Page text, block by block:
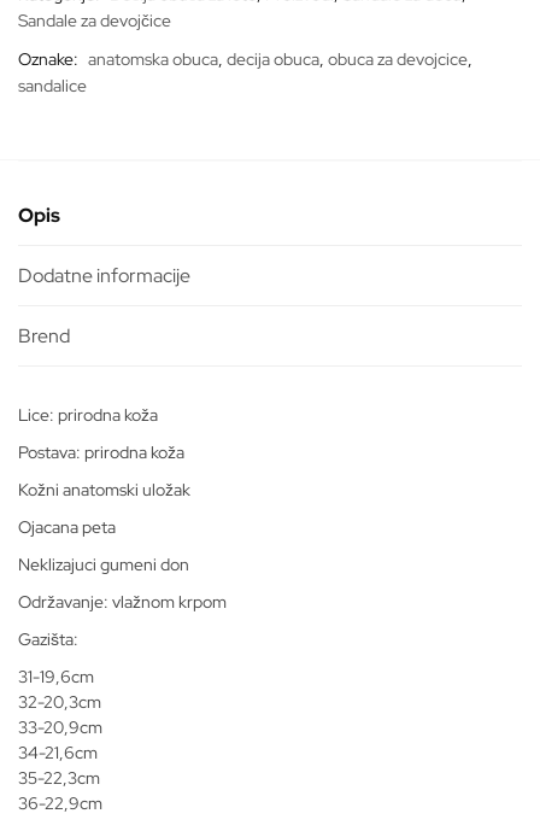
Sandale za devojčice
Oznake: anatomska obuca, decija obuca, obuca za devojcice,
sandalice
Opis
Dodatne informacije
Lice: prirodna koža
Postava: prirodna koža
Kožni anatomski uložak
Ojacana peta
Neklizajuci gumeni don
Održavanje: vlažnom krpom
Gazišta:
31-19,6cm
32-20,3cm
33-20,9cm
34-21,6cm
35-22,3cm
36-22,9cm